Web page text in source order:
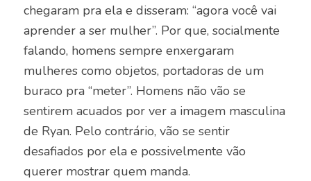
chegaram pra ela e disseram: “agora você vai
aprender a ser mulher”. Por que, socialmente
falando, homens sempre enxergaram
mulheres como objetos, portadoras de um
buraco pra “meter”. Homens não vão se
sentirem acuados por ver a imagem masculina
de Ryan. Pelo contrário, vão se sentir
desafiados por ela e possivelmente vão
querer mostrar quem manda.